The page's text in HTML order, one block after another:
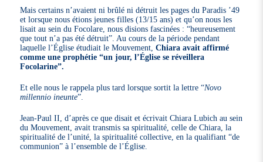
Mais certains n’avaient ni brûlé ni détruit les pages du Paradis ’49
et lorsque nous étions jeunes filles (13/15 ans) et qu’on nous les
lisait au sein du Focolare, nous disions fascinées : “heureusement
que tout n’a pas été détruit”. Au cours de la période pendant
laquelle l’Église étudiait le Mouvement,Chiara avait affirmé
comme une prophétie “un jour, l’Église se réveillera
Focolarine”.
Et elle nous le rappela plus tard lorsque sortit la lettre “Novo
millennio ineunte”.
Jean-Paul II, d’après ce que disait et écrivait Chiara Lubich au sein
du Mouvement, avait transmis sa spiritualité, celle de Chiara, la
spiritualité de l’unité, la spiritualité collective, en la qualifiant “de
communion” à l’ensemble de l’Église.